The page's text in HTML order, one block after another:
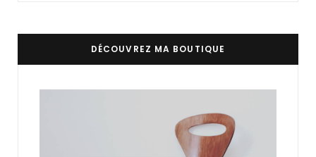
DÉCOUVREZ MA BOUTIQUE